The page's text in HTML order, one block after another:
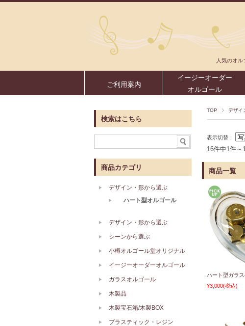
人気のオ
ご利用案内
イージーオーダー
オルゴール
TOP デザイ
表示切替：
16件中1件～
商品一覧
ハート型ガラ
¥3,000(税込)
検索はこちら
商品カテゴリ
デザイン・形から選ぶ
ハート型オルゴール
デザイン・形から選ぶ
シーンから選ぶ
小樽オルゴール堂オリジナル
イージーオーダーオルゴール
ガラスオルゴール
木製品
木製宝石箱/木製BOX
プラスティック・レジン